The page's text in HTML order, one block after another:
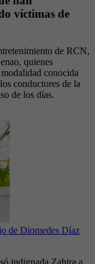
víctimas de
de RCN,
quienes
conocida
conductores de la
de los días.
de Diomedes Díaz
indignada Zahira a